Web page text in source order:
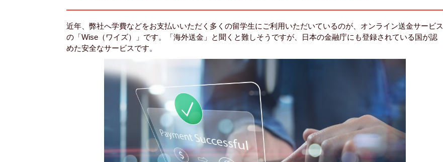
近年、弊社へ学費などをお支払いいただく多くの留学生にご利用いただいているのが、オンライン送金サービス
の「Wise（ワイズ）」です。「海外送金」と聞くと難しそうですが、日本の金融庁にも登録されている国が認
めた安全なサービスです。